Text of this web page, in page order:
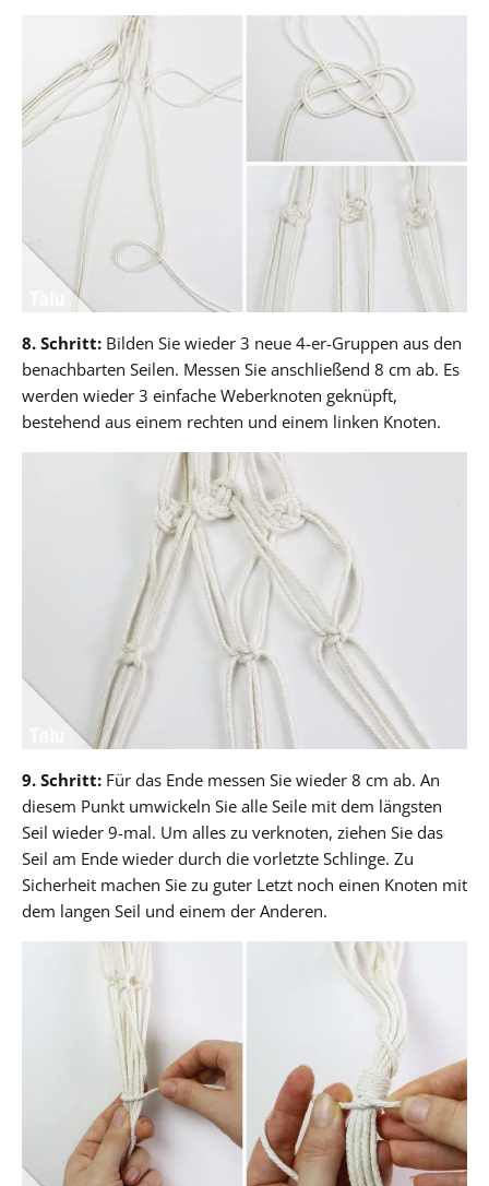
8. Schritt: Bilden Sie wieder 3 neue 4-er-Gruppen aus den
benachbarten Seilen. Messen Sie anschließend 8 cm ab. Es
werden wieder 3 einfache Weberknoten geknüpft,
bestehend aus einem rechten und einem linken Knoten.
9. Schritt: Für das Ende messen Sie wieder 8 cm ab. An
diesem Punkt umwickeln Sie alle Seile mit dem längsten
Seil wieder 9-mal. Um alles zu verknoten, ziehen Sie das
Seil am Ende wieder durch die vorletzte Schlinge. Zu
Sicherheit machen Sie zu guter Letzt noch einen Knoten mit
dem langen Seil und einem der Anderen.